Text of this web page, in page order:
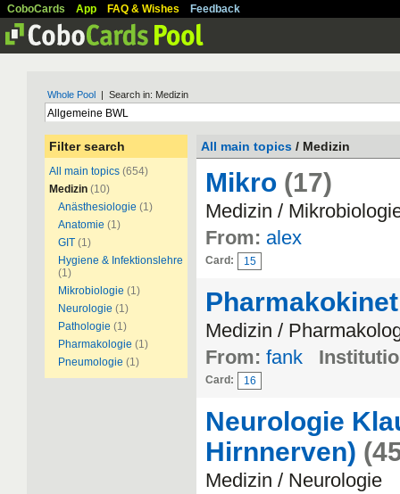
CoboCards App FAQ & Wishes Feedback
Whole Pool | Search in: Medizin
Filter search
All main topics (654)
Medizin (10)
Anästhesiologie (1)
Anatomie (1)
GIT (1)
Hygiene & Infektionslehre
(1)
Mikrobiologie (1)
Neurologie (1)
Pathologie (1)
Pharmakologie (1)
Pneumologie (1)
All main topics / Medizin
Mikro (17)
Medizin /
From: alex
Card: 15
Medizin /
From: fank
Card: 16
Neurologie
Hirnnerven)
Medizin / Neurologie